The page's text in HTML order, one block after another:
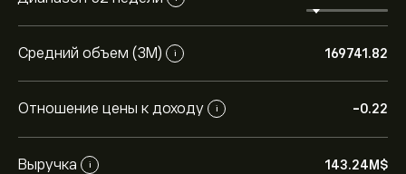
Средний объем (3М) i 169741.82
Отношение цены к доходу i -0.22
Выручка i 143.24M‎$‎